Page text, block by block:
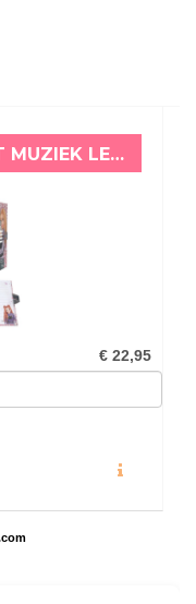
TOPMODEL DAGBOEK MET MUZIEK LEO LOVE
€ 22,95